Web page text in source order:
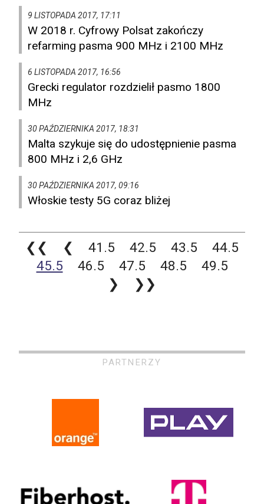
9 LISTOPADA 2017, 17:11
W 2018 r. Cyfrowy Polsat zakończy
refarming pasma 900 MHz i 2100 MHz
6 LISTOPADA 2017, 16:56
Grecki regulator rozdzielił pasmo 1800
MHz
30 PAŹDZIERNIKA 2017, 18:31
Malta szykuje się do udostępnienie pasma
800 MHz i 2,6 GHz
30 PAŹDZIERNIKA 2017, 09:16
Włoskie testy 5G coraz bliżej
❮❮ ❮ 41.5 42.5 43.5
44.5
45.5
46.5 47.5 48.5
49.5
❯
❯❯
PARTNERZY